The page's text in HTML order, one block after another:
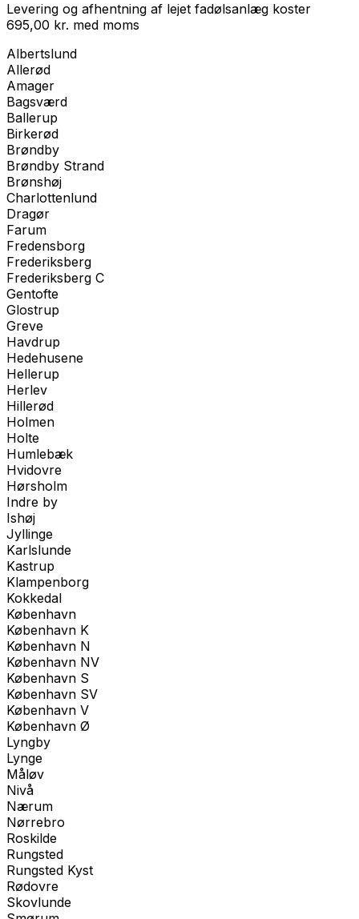
Levering og afhentning af lejet fadølsanlæg koster
695,00 kr. med moms
Albertslund
Allerød
Amager
Bagsværd
Ballerup
Birkerød
Brøndby
Brøndby Strand
Brønshøj
Charlottenlund
Dragør
Farum
Fredensborg
Frederiksberg
Frederiksberg C
Gentofte
Glostrup
Greve
Havdrup
Hedehusene
Hellerup
Herlev
Hillerød
Holmen
Holte
Humlebæk
Hvidovre
Hørsholm
Indre by
Ishøj
Jyllinge
Karlslunde
Kastrup
Klampenborg
Kokkedal
København
København K
København N
København NV
København S
København SV
København V
København Ø
Lyngby
Lynge
Måløv
Nivå
Nærum
Nørrebro
Roskilde
Rungsted
Rungsted Kyst
Rødovre
Skovlunde